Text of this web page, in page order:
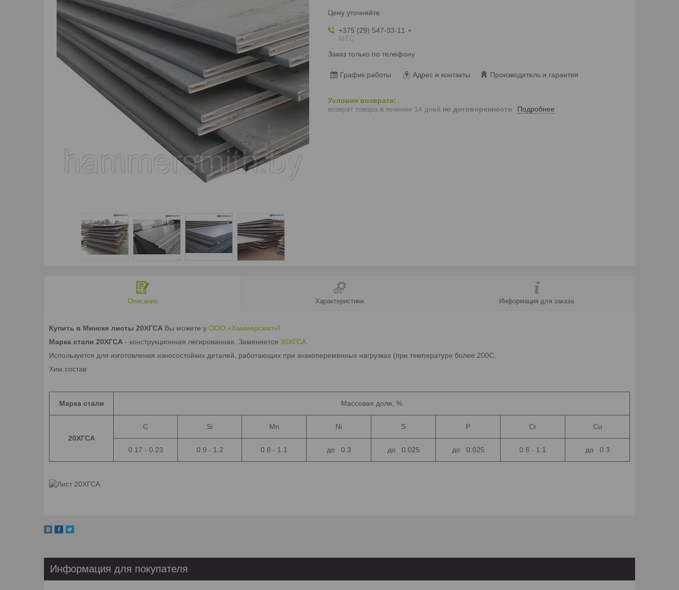
Цену уточняйте
+375 (29) 547-33-11
МТС
Заказ только по телефону
График работы Адрес и контакты Производитель и гарантия
возврат товара в течение 14 дней по договоренности Подробнее
Описание Характеристики Информация для заказа
Купить в Минске листы 20ХГСА Вы можете у ООО «Хаммерсмит»!
Марка стали 20ХГСА - конструкционная легированная. Заменяется 30ХГСА
Используется для изготовления износостойких деталей, работающих при знакопеременных нагрузках (при температуре более 200С.
Хим.состав
Марка стали Массовая доля, %
20ХГСА
C Si Mn Ni S P Cr Cu
0.17 - 0.23 0.9 - 1.2 0.8 - 1.1 до 0.3 до 0.025 до 0.025 0.8 - 1.1 до 0.3
Информация для покупателя